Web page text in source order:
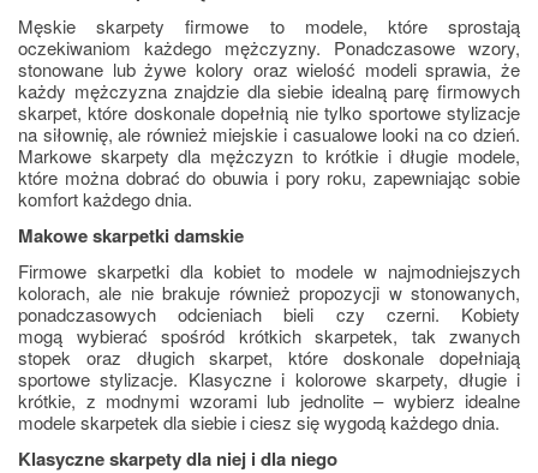
Męskie skarpety firmowe to modele, które sprostają
oczekiwaniom każdego mężczyzny. Ponadczasowe wzory,
stonowane lub żywe kolory oraz wielość modeli sprawia, że
każdy mężczyzna znajdzie dla siebie idealną parę firmowych
skarpet, które doskonale dopełnią nie tylko sportowe stylizacje
na siłownię, ale również miejskie i casualowe looki na co dzień.
Markowe skarpety dla mężczyzn to krótkie i długie modele,
które można dobrać do obuwia i pory roku, zapewniając sobie
komfort każdego dnia.
Makowe skarpetki damskie
Firmowe skarpetki dla kobiet to modele w najmodniejszych
kolorach, ale nie brakuje również propozycji w stonowanych,
ponadczasowych odcieniach bieli czy czerni. Kobiety
mogą wybierać spośród krótkich skarpetek, tak zwanych
stopek oraz długich skarpet, które doskonale dopełniają
sportowe stylizacje. Klasyczne i kolorowe skarpety, długie i
krótkie, z modnymi wzorami lub jednolite – wybierz idealne
modele skarpetek dla siebie i ciesz się wygodą każdego dnia.
Klasyczne skarpety dla niej i dla niego